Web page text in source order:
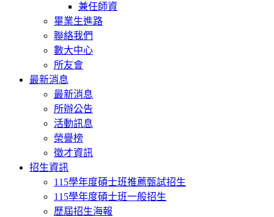
兼任師資
畢業生進路
聯絡我們
數大中心
所友會
最新消息
最新消息
所辦公告
活動訊息
榮譽榜
徵才資訊
招生資訊
115學年度碩士班推薦甄試招生
115學年度碩士班一般招生
歷屆招生海報